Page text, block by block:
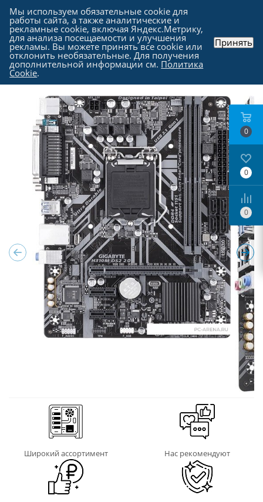
Каталог - Комплектующие для компьютера
Материнские платы
Широкий ассортимент Нас рекомендуют
0
0
0
Мы используем обязательные cookie для
работы сайта, а также аналитические и
рекламные cookie, включая Яндекс.Метрику,
для анализа посещаемости и улучшения
рекламы. Вы можете принять все cookie или
отклонить необязательные. Для получения
дополнительной информации см. Политика
Cookie.
Принять